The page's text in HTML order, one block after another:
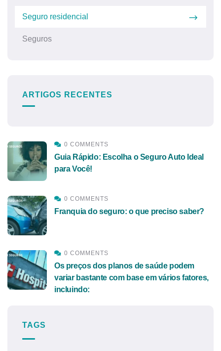
Seguro residencial
Seguros
ARTIGOS RECENTES
0 COMMENTS
Guia Rápido: Escolha o Seguro Auto Ideal
para Você!
0 COMMENTS
Franquia do seguro: o que preciso saber?
0 COMMENTS
Os preços dos planos de saúde podem
variar bastante com base em vários fatores,
incluindo:
TAGS